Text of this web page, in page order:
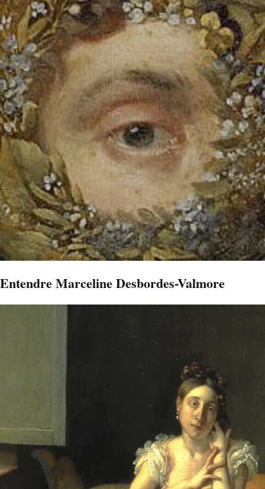
Entendre Marceline Desbordes-Valmore